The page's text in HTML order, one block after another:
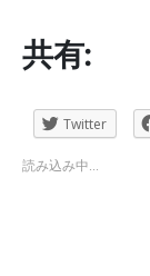
共有:
Twitter
読み込み中...